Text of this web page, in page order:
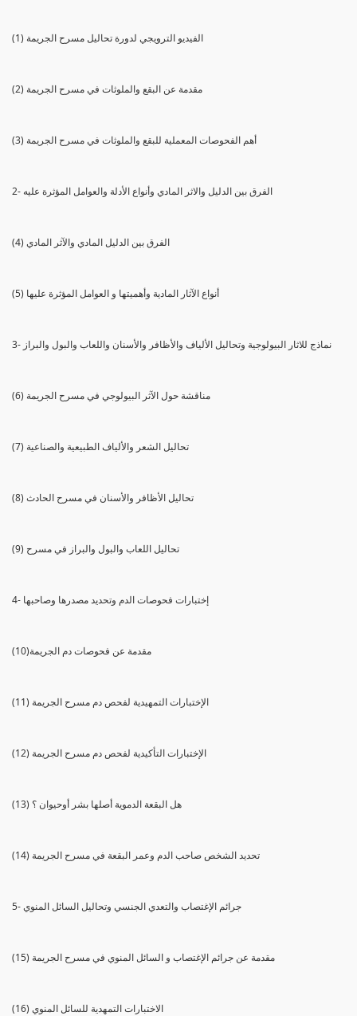
(1) الفيديو الترويجي لدورة تحاليل مسرح الجريمة
(2) مقدمة عن البقع والملوثات في مسرح الجريمة
(3) أهم الفحوصات المعملية للبقع والملوثات في مسرح الجريمة
2- الفرق بين الدليل والاثر المادي وأنواع الأدلة والعوامل المؤثرة عليه
(4) الفرق بين الدليل المادي والآثر المادي
(5) أنواع الآثار المادية وأهميتها و العوامل المؤثرة عليها
3- نماذج للاثار البيولوجية وتحاليل الألياف والأظافر والأسنان واللعاب والبول والبراز
(6) مناقشة حول الآثر البيولوجي في مسرح الجريمة
(7) تحاليل الشعر والألياف الطبيعية والصناعية
(8) تحاليل الأظافر والأسنان في مسرح الحادث
(9) تحاليل اللعاب والبول والبراز في مسرح
4- إختبارات فحوصات الدم وتحديد مصدرها وصاحبها
(10)مقدمة عن فحوصات دم الجريمة
(11) الإختبارات التمهيدية لفحص دم مسرح الجريمة
(12) الإختبارات التأكيدية لفحص دم مسرح الجريمة
(13) هل البقعة الدموية أصلها بشر أوحيوان ؟
(14) تحديد الشخص صاحب الدم وعمر البقعة في مسرح الجريمة
5- جرائم الإغتصاب والتعدي الجنسي وتحاليل السائل المنوي
(15) مقدمة عن جرائم الإغتصاب و السائل المنوي في مسرح الجريمة
(16) الاختبارات التمهدية للسائل المنوي